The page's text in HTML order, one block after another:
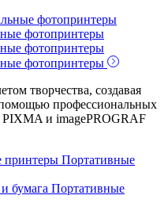
фотопринтеры
фотопринтеры
фотопринтеры
творчества, создавая
профессиональных
PIXMA и imagePROGRAF
Портативные
бумага Портативные